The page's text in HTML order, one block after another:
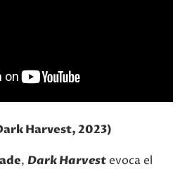
Harvest, 2023)
, Dark Harvest evoca el